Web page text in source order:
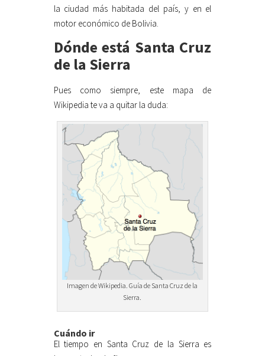
la ciudad más habitada del país, y en el
motor económico de Bolivia.
Dónde está Santa Cruz
de la Sierra
Pues como siempre, este mapa de
Wikipedia te va a quitar la duda:
Imagen de Wikipedia. Guía de Santa Cruz de la
Sierra.
Cuándo ir
El tiempo en Santa Cruz de la Sierra es